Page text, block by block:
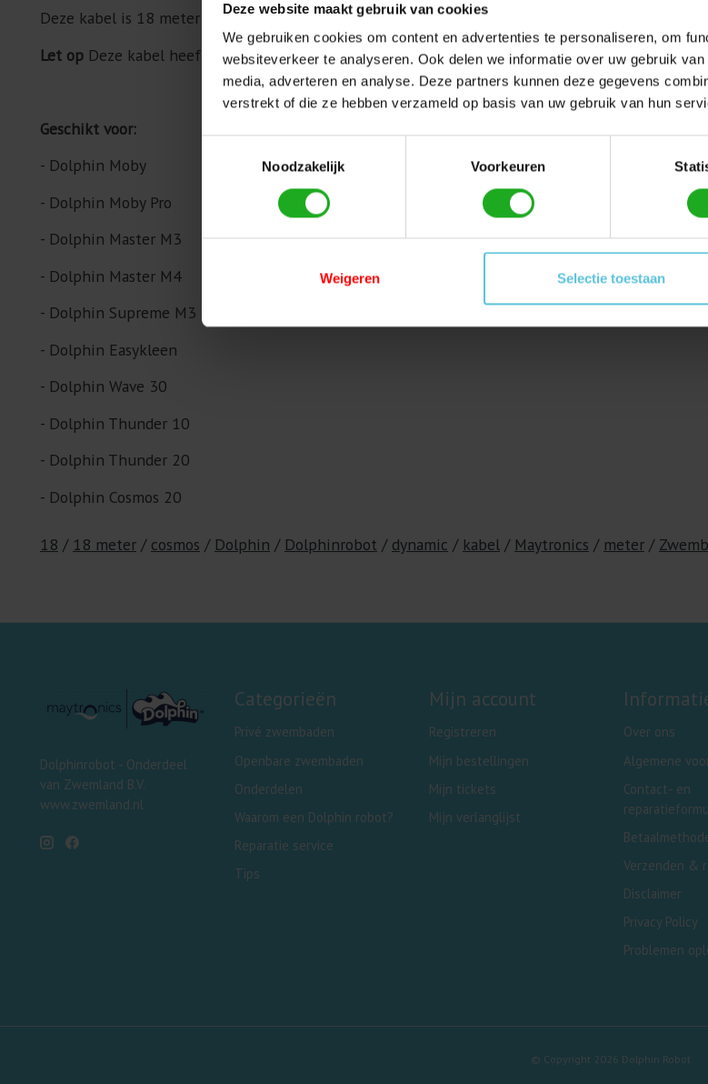
Deze website maakt gebruik van cookies
We gebruiken cookies om content en advertenties te personaliseren, om
websiteverkeer te analyseren. Ook delen we informatie over uw gebruik
media, adverteren en analyse. Deze partners kunnen deze gegevens
verstrekt of die ze hebben verzameld op basis van uw gebruik van hun
Noodzakelijk
Voorkeuren
Weigeren Selectie toestaan
Deze kabel is 18 meter lang en is voorzien van een 2-pins aansluiting.
Let op Deze kabel heeft geen swivel
Geschikt voor:
- Dolphin Moby
- Dolphin Moby Pro
- Dolphin Master M3
- Dolphin Master M4
- Dolphin Supreme M3
- Dolphin Easykleen
- Dolphin Wave 30
- Dolphin Thunder 10
- Dolphin Thunder 20
- Dolphin Cosmos 20
18 / 18 meter / cosmos / Dolphin / Dolphinrobot / dynamic / kabel / Maytronics / meter /
Dolphinrobot - Onderdeel
van Zwemland B.V.
www.zwemland.nl
Categorieën
Privé zwembaden
Openbare zwembaden
Onderdelen
Waarom een Dolphin robot?
Reparatie service
Tips
Mijn account
Registreren
Mijn bestellingen
Mijn tickets
Mijn verlanglijst
Over ons
Algemene
Contact- en
Verzenden &
Disclaimer
Privacy Policy
Problemen
© Copyright 2026 Dolphin Robot